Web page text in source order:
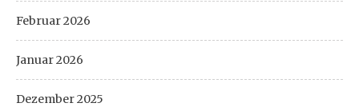
Februar 2026
Januar 2026
Dezember 2025